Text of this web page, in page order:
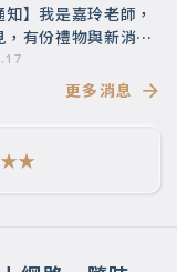
知】我是嘉玲老師，
，有份禮物與新消息
更多消息
★★